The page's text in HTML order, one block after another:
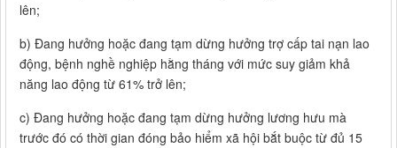
lên;
b) Đang hưởng hoặc đang tạm dừng hưởng trợ cấp tai nạn lao
động, bệnh nghề nghiệp hằng tháng với mức suy giảm khả
năng lao động từ 61% trở lên;
c) Đang hưởng hoặc đang tạm dừng hưởng lương hưu mà
trước đó có thời gian đóng bảo hiểm xã hội bắt buộc từ đủ 15